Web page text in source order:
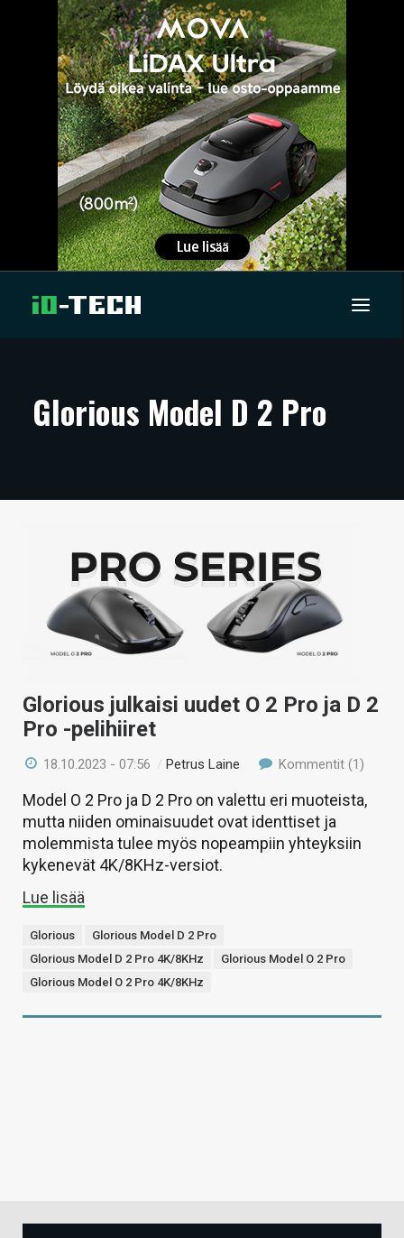
ARTIKKELIT
TECHBBS
KAUPPA
VAIHDA TEEMA
Glorious Model D 2 Pro
Glorious julkaisi uudet O 2 Pro ja D 2
Pro -pelihiiret
18.10.2023 - 07:56 /Petrus Laine Kommentit (1)
Model O 2 Pro ja D 2 Pro on valettu eri muoteista,
mutta niiden ominaisuudet ovat identtiset ja
molemmista tulee myös nopeampiin yhteyksiin
kykenevät 4K/8KHz-versiot.
Lue lisää
Glorious
Glorious Model D 2 Pro
Glorious Model D 2 Pro 4K/8KHz
Glorious Model O 2 Pro
Glorious Model O 2 Pro 4K/8KHz